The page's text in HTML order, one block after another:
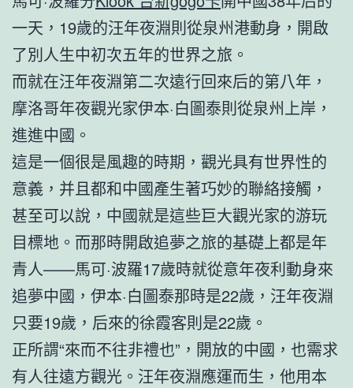
一天，19歲的汪年夜淵則從泉州港動身，開啟
了別人生中初次五年的世界之旅。
而就在汪年夜淵第二次遠行回來后的第八年，
摩洛哥年夜觀光家伊本·白圖泰則從泉州上岸，
進進中國。
這是一個很是風趣的時期，觀光具有世界性的
意義，并且都和中國產生著巧妙的聯絡接觸，
甚至可以說，中國就是這些巨大觀光家的游玩
目標地。而那時開啟追夢之旅的基礎上都是年
青人——馬可·波羅17歲時就從意年夜利動身來
追夢中國，伊本·白圖泰那時是22歲，汪年夜淵
只要19歲，后來的徐霞客則是22歲。
正所謂“來而不往非禮也”，開放的中國，也需求
有人往遠方觀光。汪年夜淵應運而生，他用本